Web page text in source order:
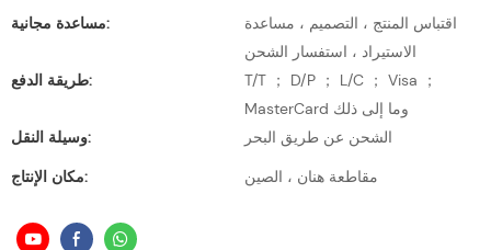
مساعدة مجانية:
اقتباس المنتج ، التصميم ، مساعدة
الاستيراد ، استفسار الشحن
طريقة الدفع:
T/T ； D/P ； L/C ； Visa ；
MasterCard وما إلى ذلك
وسيلة النقل:
الشحن عن طريق البحر
مكان الإنتاج:
مقاطعة هنان ، الصين